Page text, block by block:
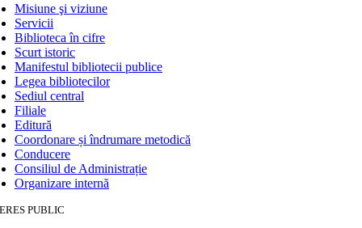
Misiune şi viziune
Servicii
Biblioteca în cifre
Scurt istoric
Manifestul bibliotecii publice
Legea bibliotecilor
Sediul central
Filiale
Editură
Coordonare și îndrumare metodică
Conducere
Consiliul de Administrație
Organizare internă
PUBLIC